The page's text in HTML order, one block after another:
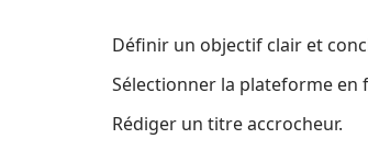
Définir un objectif clair et
Sélectionner la plateforme en
Rédiger un titre accrocheur.